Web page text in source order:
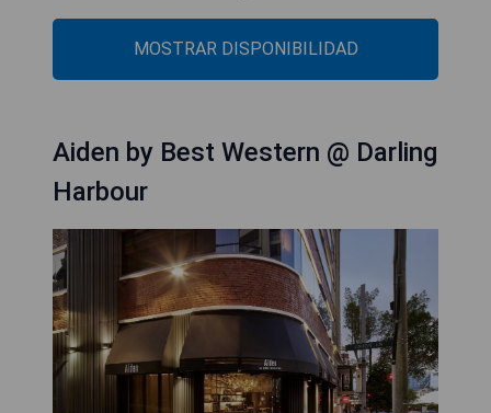
MOSTRAR DISPONIBILIDAD
Aiden by Best Western @ Darling
Harbour